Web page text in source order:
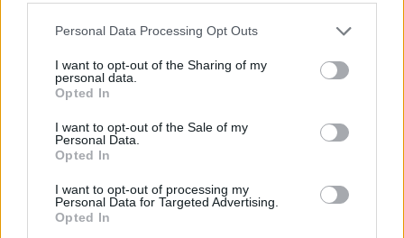
Please note that this website/app uses one or more Google
not limited to your visit or usage behaviour. You may click to
grant or deny consent to Google and its third-party tags to
use your data for below specified purposes in below Google
consent section.
Personal Data Processing Opt Outs
I want to opt-out of the Sharing of my
personal data.
Opted In
I want to opt-out of the Sale of my
Personal Data.
Opted In
I want to opt-out of processing my
Personal Data for Targeted Advertising.
Opted In
Από τη θεωρία στην πράξη:
Πώς το Novibet Backend
Academy εκπαιδεύει τη νέα
Έφυγαν οι
μένει η Μαρία
Δημοκρατίας»